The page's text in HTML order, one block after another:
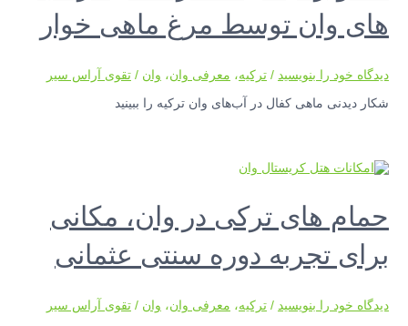
های وان توسط مرغ ماهی خوار
دیدگاه‌ خود را بنویسید /ترکیه، معرفی وان، وان /تقوی آراس سیر
شکار دیدنی ماهی کفال در آب‌های وان ترکیه را ببینید
حمام های ترکی در وان، مکانی
برای تجربه دوره سنتی عثمانی
دیدگاه‌ خود را بنویسید /ترکیه، معرفی وان، وان /تقوی آراس سیر